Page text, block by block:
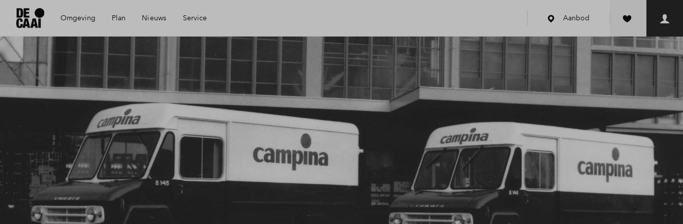
Omgeving
Bereikbaarheid
Voorzieningen
Eindhoven
Plan
Visie
Wonen en ondernemen
De Caai in beeld
Partners
Architecten
Nieuws Service
Mijn Eigen Huis
Financiele check
Financiering
Toewijzing
Aanbod